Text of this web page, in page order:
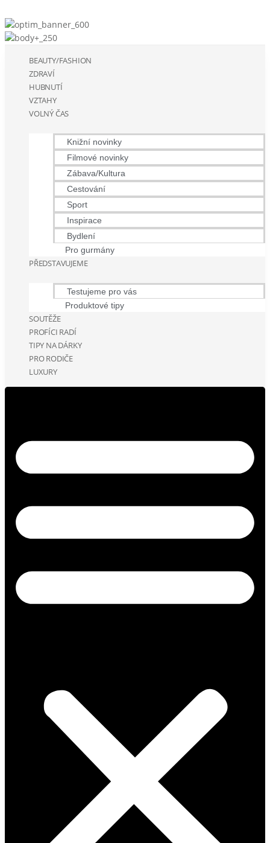
BEAUTY/FASHION
ZDRAVÍ
HUBNUTÍ
VZTAHY
VOLNÝ ČAS
Knižní novinky
Filmové novinky
Zábava/Kultura
Cestování
Sport
Inspirace
Bydlení
Pro gurmány
PŘEDSTAVUJEME
Testujeme pro vás
Produktové tipy
SOUTĚŽE
PROFÍCI RADÍ
TIPY NA DÁRKY
PRO RODIČE
LUXURY